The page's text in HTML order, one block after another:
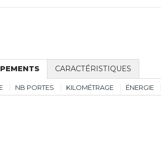
CARACTÉRISTIQUES
NB PORTES KILOMÉTRAGE ÉNERGIE